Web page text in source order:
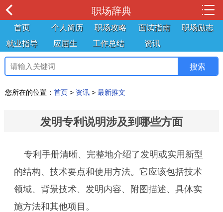
职场辞典
首页 个人简历 职场攻略 面试指南
职场励志
就业指导
应届生 工作总结 资讯
您所在的位置： 首页 > 资讯 > 最新推文
发明专利说明涉及到哪些方面
专利手册清晰、完整地介绍了发明或实用新型
的结构、技术要点和使用方法。它应该包括技术
领域、背景技术、发明内容、附图描述、具体实
施方法和其他项目。